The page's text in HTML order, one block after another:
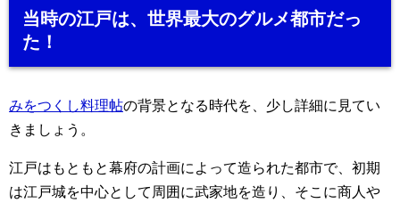
当時の江戸は、世界最大のグルメ都市だっ
た！
みをつくし料理帖の背景となる時代を、少し詳細に見てい
きましょう。
江戸はもともと幕府の計画によって造られた都市で、初期
は江戸城を中心として周囲に武家地を造り、そこに商人や